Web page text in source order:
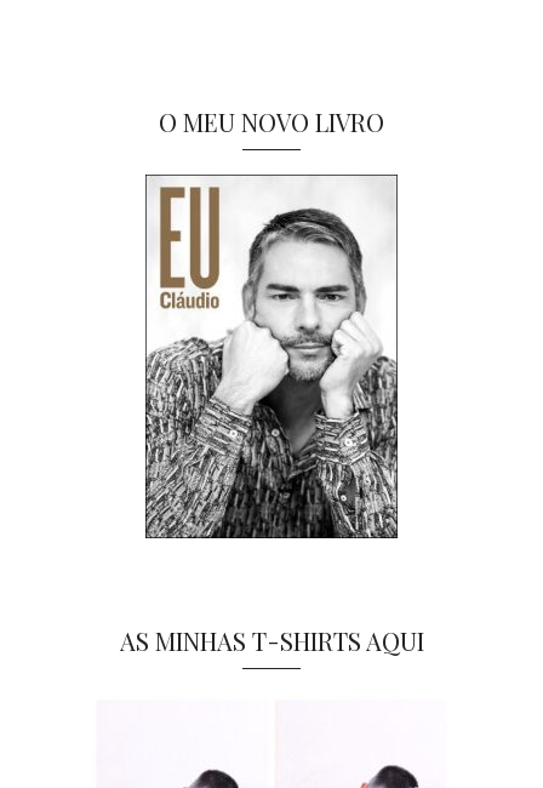
O MEU NOVO LIVRO
AS MINHAS T-SHIRTS AQUI